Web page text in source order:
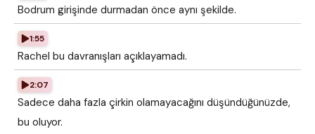
Bodrum girişinde durmadan önce aynı şekilde.
1:55
Rachel bu davranışları açıklayamadı.
2:07
Sadece daha fazla çirkin olamayacağını düşündüğünüzde,
bu oluyor.